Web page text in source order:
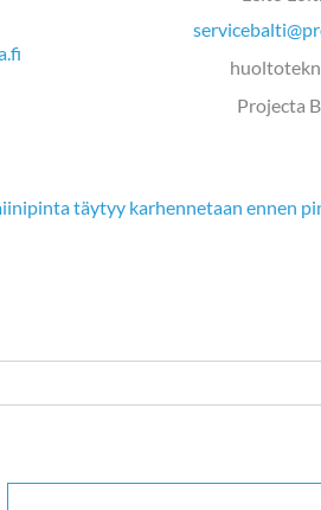
Projecta
täytyy karhennetaan ennen